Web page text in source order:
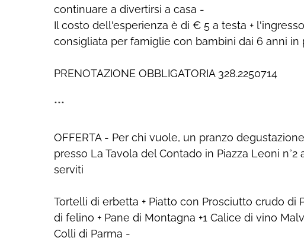
continuare a divertirsi a casa -
Il costo dell'esperienza è di € 5 a testa +
consigliata per famiglie con bambini dai 6 anni in
PRENOTAZIONE OBBLIGATORIA 328.2250714
***
OFFERTA - Per chi vuole, un pranzo
presso La Tavola del Contado in Piazza Leoni
serviti
Tortelli di erbetta + Piatto con Prosciutto crudo di
di felino + Pane di Montagna +1 Calice di vino
Colli di Parma -